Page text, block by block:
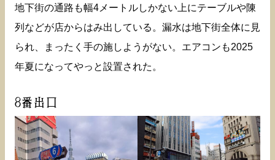
地下街の通路も幅4メートルしかない上にテーブルや陳
列などが店からはみ出している。漏水は地下街全体に見
られ、まったく手の施しようがない。エアコンも2025
年夏になってやっと設置された。
8番出口